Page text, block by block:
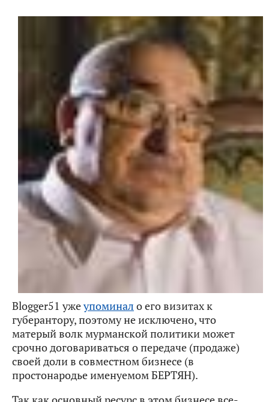
Blogger51 ужеупоминал о его визитах к
губерантору, поэтому не исключено, что
матерый волк мурманской политики может
срочно договариваться о передаче (продаже)
своей доли в совместном бизнесе (в
простонародье именуемом БЕРТЯН).